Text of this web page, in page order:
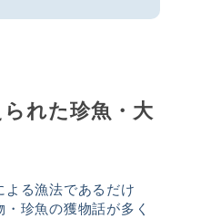
れた珍魚・大
よる漁法であるだけ
珍魚の獲物話が多く